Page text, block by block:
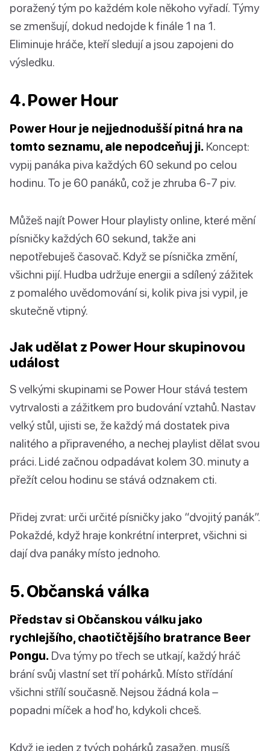
poražený tým po každém kole někoho vyřadí. Týmy
se zmenšují, dokud nedojde k finále 1 na 1.
Eliminuje hráče, kteří sledují a jsou zapojeni do
výsledku.
4. Power Hour
Power Hour je nejjednodušší pitná hra na
tomto seznamu, ale nepodceňuj ji. Koncept:
vypij panáka piva každých 60 sekund po celou
hodinu. To je 60 panáků, což je zhruba 6-7 piv.
Můžeš najít Power Hour playlisty online, které mění
písničky každých 60 sekund, takže ani
nepotřebuješ časovač. Když se písnička změní,
všichni pijí. Hudba udržuje energii a sdílený zážitek
z pomalého uvědomování si, kolik piva jsi vypil, je
skutečně vtipný.
Jak udělat z Power Hour skupinovou
událost
S velkými skupinami se Power Hour stává testem
vytrvalosti a zážitkem pro budování vztahů. Nastav
velký stůl, ujisti se, že každý má dostatek piva
nalitého a připraveného, a nechej playlist dělat svou
práci. Lidé začnou odpadávat kolem 30. minuty a
přežít celou hodinu se stává odznakem cti.
Přidej zvrat: urči určité písničky jako “dvojitý panák”.
Pokaždé, když hraje konkrétní interpret, všichni si
dají dva panáky místo jednoho.
5. Občanská válka
Představ si Občanskou válku jako
rychlejšího, chaotičtějšího bratrance Beer
Pongu. Dva týmy po třech se utkají, každý hráč
brání svůj vlastní set tří pohárků. Místo střídání
všichni střílí současně. Nejsou žádná kola –
popadni míček a hoď ho, kdykoli chceš.
Když je jeden z tvých pohárků zasažen, musíš